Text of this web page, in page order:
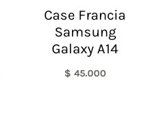
Case Francia
Samsung
Galaxy A14
$ 45.000